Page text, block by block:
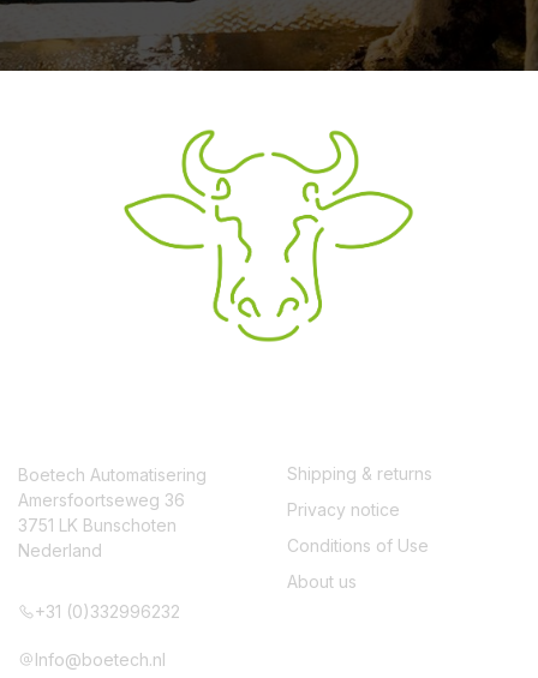
Boetech Automatisering
Amersfoortseweg 36
3751 LK Bunschoten
Nederland
+31 (0)332996232
Info@boetech.nl
Shipping & returns
Privacy notice
Conditions of Use
About us